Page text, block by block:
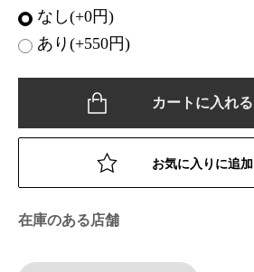
なし(+0円)
あり(+550円)
カートに入れる
お気に入りに追加
在庫のある店舗